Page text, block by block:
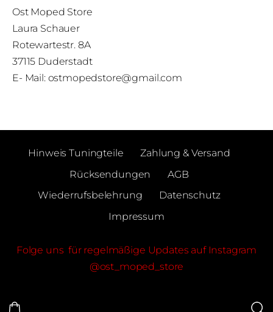
Ost Moped Store
Laura Schauer
Rotewartestr. 8A
37115 Duderstadt
E- Mail: ostmopedstore@gmail.com
Hinweis Tuningteile
Zahlung & Versand
Rücksendungen
AGB
Wiederrufsbelehrung
Datenschutz
Impressum
Folge uns für regelmäßige Updates auf Instagram
@ost_moped_store